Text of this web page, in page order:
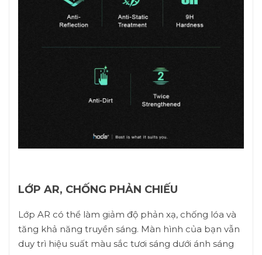
LỚP AR, CHỐNG PHẢN CHIẾU
Lớp AR có thể làm giảm độ phản xạ, chống lóa và
tăng khả năng truyền sáng. Màn hình của bạn vẫn
duy trì hiệu suất màu sắc tươi sáng dưới ánh sáng